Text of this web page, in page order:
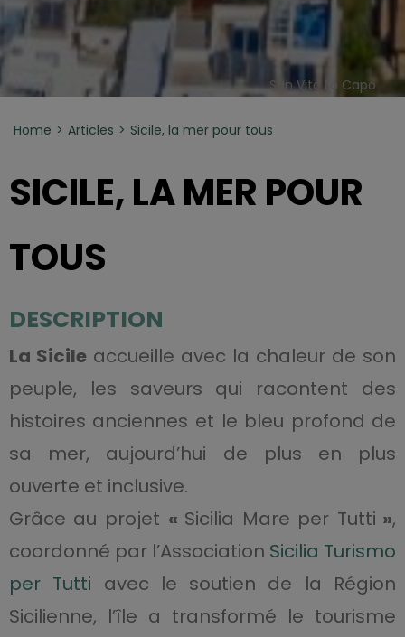
San Vito Lo Capo
Home Articles Sicile, la mer pour tous
SICILE, LA MER POUR
TOUS
DESCRIPTION
La Sicile accueille avec la chaleur de son
peuple, les saveurs qui racontent des
histoires anciennes et le bleu profond de
sa mer, aujourd’hui de plus en plus
ouverte et inclusive.
Grâce au projet « Sicilia Mare per Tutti »,
coordonné par l’Association Sicilia Turismo
per Tutti avec le soutien de la Région
Sicilienne, l’île a transformé le tourisme